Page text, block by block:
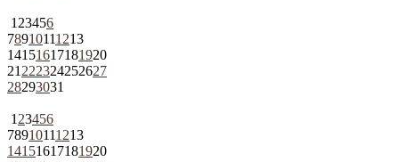
1 23456
78910111213
14151617181920
21 222324252627
28293031
1 23456
78910111213
14151617181920